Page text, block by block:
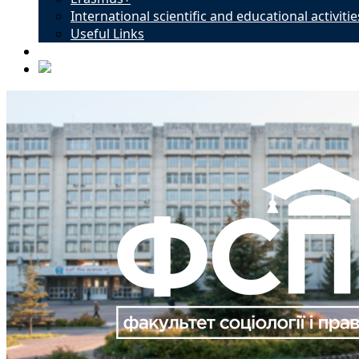
International scientific and educational
Useful Links